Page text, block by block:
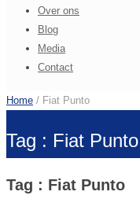
Over ons
Blog
Media
Contact
Home / Fiat Punto
Tag : Fiat Punto
Tag : Fiat Punto